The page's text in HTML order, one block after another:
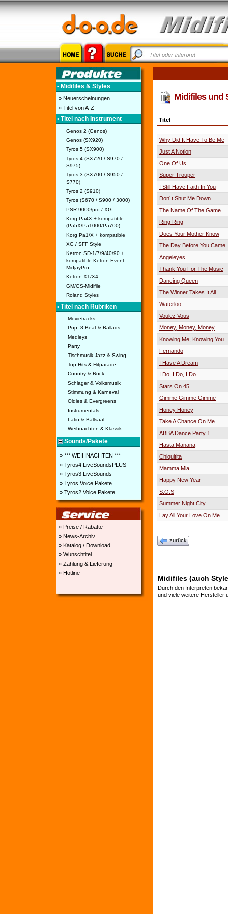
• Midifiles & Styles
» Neuerscheinungen
» Titel von A-Z
• Titel nach Instrument
Genos 2 (Genos)
Genos (SX920)
Tyros 5 (SX900)
Tyros 4 (SX720 / S970 /
S975)
Tyros 3 (SX700 / S950 /
S770)
Tyros 2 (S910)
Tyros (S670 / S900 / 3000)
PSR 9000/pro / XG
Korg Pa4X + kompatible
(Pa5X/Pa1000/Pa700)
Korg Pa1/X + kompatible
XG / SFF Style
Ketron SD-1/7/9/40/90 +
kompatible Ketron Event -
MidjayPro
Ketron X1/X4
GM/GS-Midifile
Roland Styles
• Titel nach Rubriken
Movietracks
Pop, 8-Beat & Ballads
Medleys
Party
Tischmusik Jazz & Swing
Top Hits & Hitparade
Country & Rock
Schlager & Volksmusik
Stimmung & Karneval
Oldies & Evergreens
Instrumentals
Latin & Ballsaal
Weihnachten & Klassik
Sounds/Pakete
» *** WEIHNACHTEN ***
» Tyros4 LiveSoundsPLUS
» Tyros3 LiveSounds
» Tyros Voice Pakete
» Tyros2 Voice Pakete
» Preise / Rabatte
» News-Archiv
» Katalog / Download
» Wunschtitel
» Zahlung & Lieferung
» Hotline
Midifiles und
Titel
Why Did It Have To Be Me
Just A Notion
One Of Us
Super Trouper
I Still Have Faith In You
Don´t Shut Me Down
The Name Of The Game
Ring Ring
Does Your Mother Know
The Day Before You Came
Angeleyes
Thank You For The Music
Dancing Queen
The Winner Takes It All
Waterloo
Voulez Vous
Money, Money, Money
Knowing Me, Knowing You
Fernando
I Have A Dream
I Do, I Do, I Do
Stars On 45
Gimme Gimme Gimme
Honey Honey
Take A Chance On Me
ABBA Dance Party 1
Hasta Manana
Chiquitita
Mamma Mia
Happy New Year
S.O.S
Summer Night City
Lay All Your Love On Me
zurück
Midifiles (auch
Durch den Interpreten
und viele weitere Hersteller